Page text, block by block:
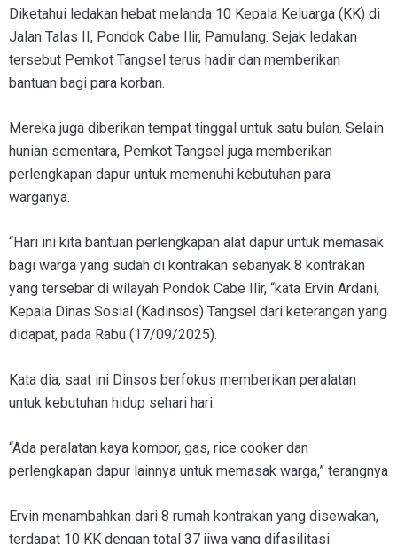
Diketahui ledakan hebat melanda 10 Kepala Keluarga (KK) di
Jalan Talas II, Pondok Cabe Ilir, Pamulang. Sejak ledakan
tersebut Pemkot Tangsel terus hadir dan memberikan
bantuan bagi para korban.
Mereka juga diberikan tempat tinggal untuk satu bulan. Selain
hunian sementara, Pemkot Tangsel juga memberikan
perlengkapan dapur untuk memenuhi kebutuhan para
warganya.
“Hari ini kita bantuan perlengkapan alat dapur untuk memasak
bagi warga yang sudah di kontrakan sebanyak 8 kontrakan
yang tersebar di wilayah Pondok Cabe Ilir, “kata Ervin Ardani,
Kepala Dinas Sosial (Kadinsos) Tangsel dari keterangan yang
didapat, pada Rabu (17/09/2025).
Kata dia, saat ini Dinsos berfokus memberikan peralatan
untuk kebutuhan hidup sehari hari.
“Ada peralatan kaya kompor, gas, rice cooker dan
perlengkapan dapur lainnya untuk memasak warga,” terangnya
Ervin menambahkan dari 8 rumah kontrakan yang disewakan,
terdapat 10 KK dengan total 37 jiwa yang difasilitasi